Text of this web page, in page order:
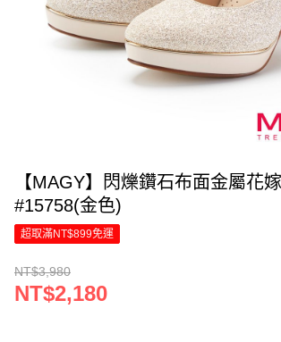
【MAGY】閃爍鑽石布面金屬花
#15758(金色)
超取滿NT$899免運
NT$3,980
NT$2,180